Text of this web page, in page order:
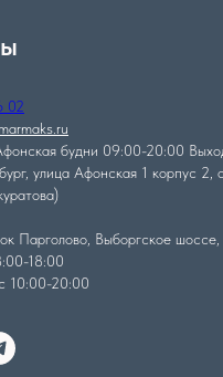
02
будни 09:00-20:00
улица Афонская 1 корпус
Парголово, Выборгское шоссе,
18:00
10:00-20:00